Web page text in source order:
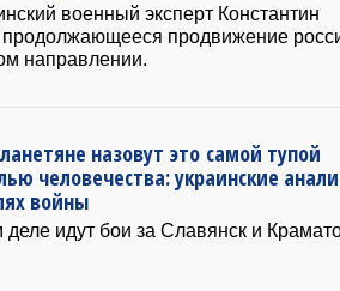
военный эксперт Константин
продвижение
направлении.
назовут это самой тупой
человечества: украинские
войны
идут бои за Славянск и